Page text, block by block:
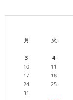
月
火
3
4
10
11
17
18
24
25
31